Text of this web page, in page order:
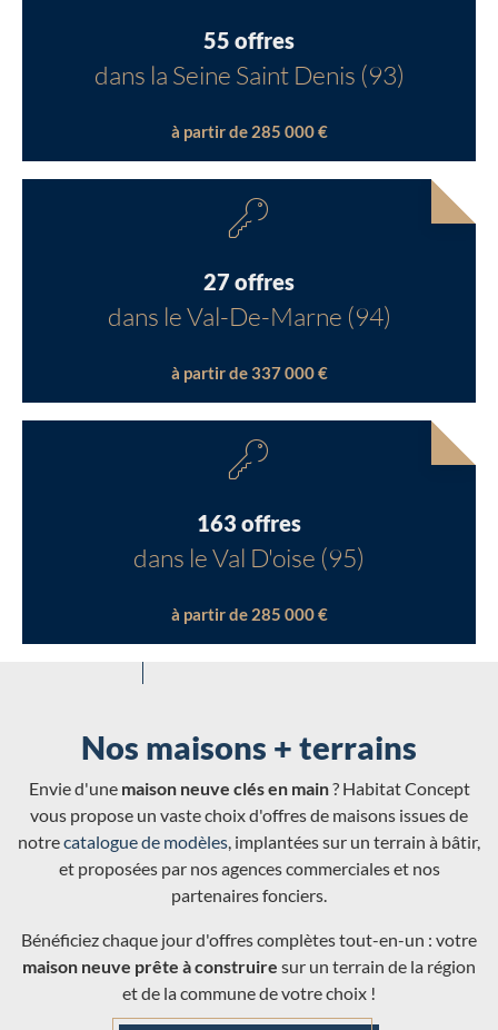
55 offres
dans la Seine Saint Denis (93)
à partir de 285 000 €
27 offres
dans le Val-De-Marne (94)
à partir de 337 000 €
163 offres
dans le Val D'oise (95)
à partir de 285 000 €
Nos maisons + terrains
Envie d'une maison neuve clés en main? Habitat Concept
vous propose un vaste choix d'offres de maisons issues de
notrecatalogue de modèles, implantées sur un terrain à bâtir,
et proposées par nos agences commerciales et nos
partenaires fonciers.
Bénéficiez chaque jour d'offres complètes tout-en-un : votre
maison neuve prête à construire sur un terrain de la région
et de la commune de votre choix !